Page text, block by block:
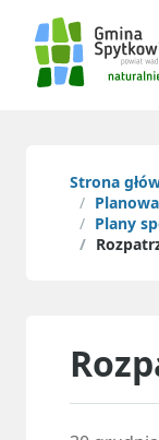
Strona
Plany